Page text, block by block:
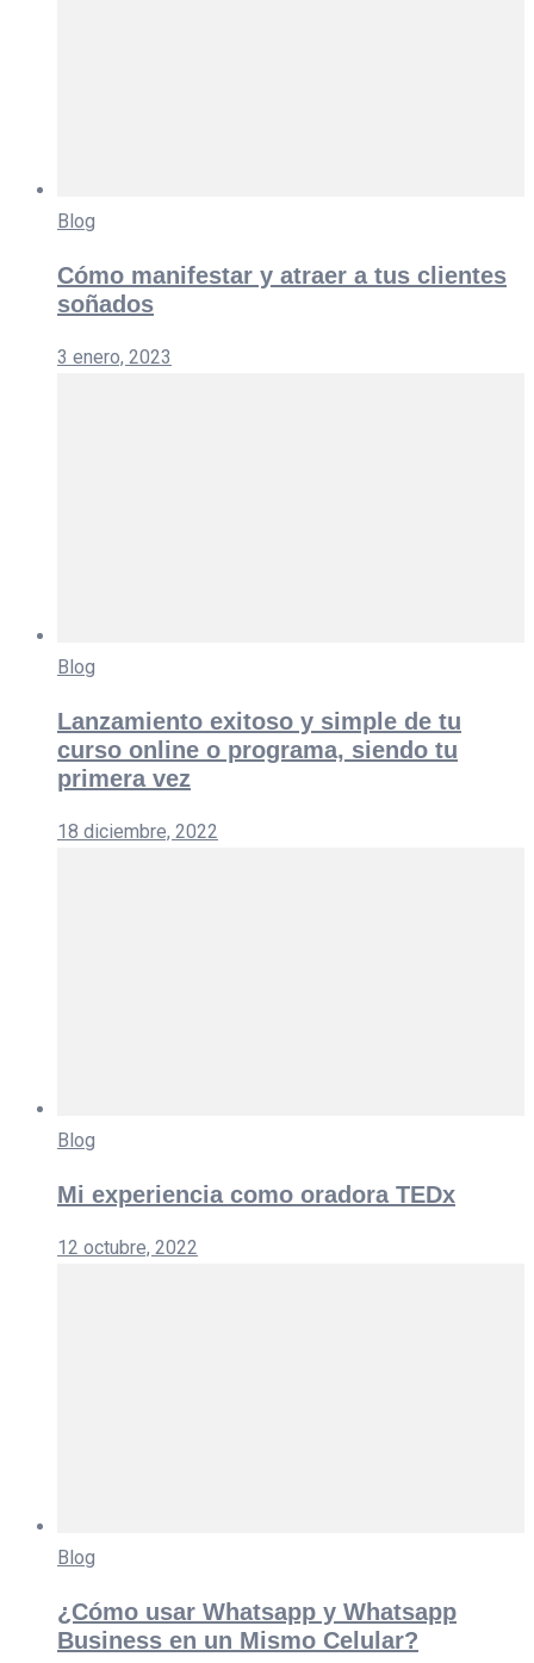
Blog
Cómo manifestar y atraer a tus clientes
soñados
3 enero, 2023
Blog
Lanzamiento exitoso y simple de tu
curso online o programa, siendo tu
primera vez
18 diciembre, 2022
Blog
Mi experiencia como oradora TEDx
12 octubre, 2022
Blog
¿Cómo usar Whatsapp y Whatsapp
Business en un Mismo Celular?